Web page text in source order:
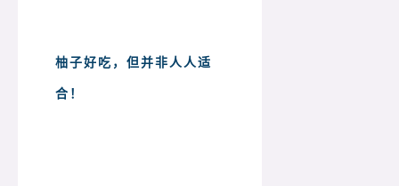
柚子好吃，但并非人人适
合！